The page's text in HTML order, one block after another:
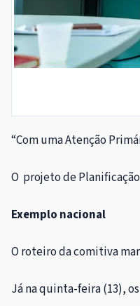
“Com uma Atenção
O projeto de
Exemplo nacional
O roteiro da comitiva
Já na quinta-feira (13),